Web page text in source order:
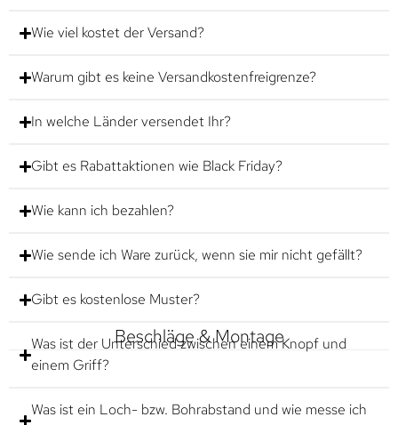
Wie viel kostet der Versand?
Warum gibt es keine Versandkostenfreigrenze?
In welche Länder versendet Ihr?
Gibt es Rabattaktionen wie Black Friday?
Wie kann ich bezahlen?
Wie sende ich Ware zurück, wenn sie mir nicht gefällt?
Gibt es kostenlose Muster?
Beschläge & Montage
Was ist der Unterschied zwischen einem Knopf und
einem Griff?
Was ist ein Loch- bzw. Bohrabstand und wie messe ich